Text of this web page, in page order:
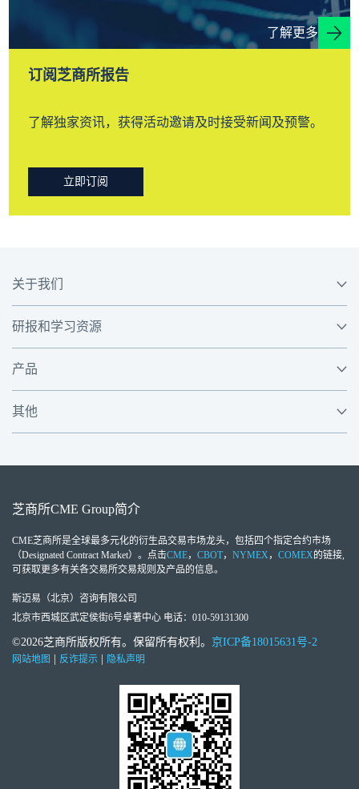
了解更多
订阅芝商所报告
了解独家资讯，获得活动邀请及时接受新闻及预警。
立即订阅
关于我们
研报和学习资源
产品
其他
芝商所CME Group简介
CME芝商所是全球最多元化的衍生品交易市场龙头，包括四个指定合约市场
（Designated Contract Market）。点击CME， CBOT， NYMEX， COMEX的链接,
可获取更多有关各交易所交易规则及产品的信息。
斯迈易（北京）咨询有限公司
北京市西城区武定侯街6号卓著中心 电话：010-59131300
©2026芝商所版权所有。保留所有权利。 京ICP备18015631号-2
网站地图 反诈提示 隐私声明